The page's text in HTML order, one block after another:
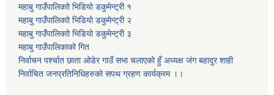
महाबु गाउँपालिकाो भिडियो डकुमेन्ट्री १
महाबु गाउँपालिकाो भिडियो डकुमेन्ट्री २
महाबु गाउँपालिकाो भिडियो डकुमेन्ट्री ३
महाबु गाउँपालिकाको गित
निर्वाचन पर्श्चात छाता ओडेर गाउँ सभा चलाएको हुँ अध्यक्ष जंग बहादुर शाही
निर्वाचित जनप्रतिनिधिहरुको सपथ ग्रहण कार्यक्रम ।।